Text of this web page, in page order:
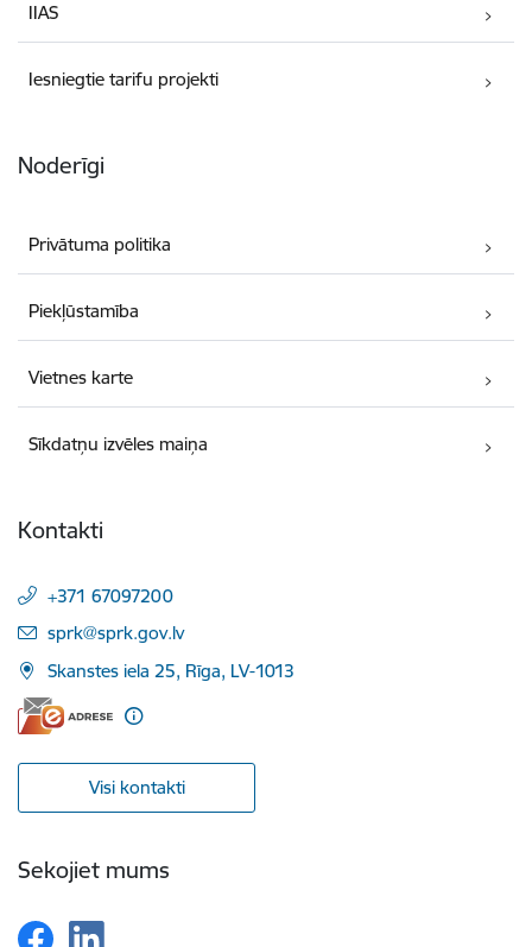
IIAS
Iesniegtie tarifu projekti
Noderīgi
Privātuma politika
Piekļūstamība
Vietnes karte
Sīkdatņu izvēles maiņa
Kontakti
+371 67097200
E-pasts:
sprk@sprk.gov.lv
Skanstes iela 25, Rīga, LV-1013
Visi kontakti
Sekojiet mums